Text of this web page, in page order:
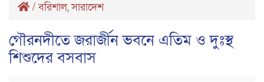
/বরিশাল,সারাদেশ
গৌরনদীতে জরার্জীন ভবনে এতিম ও দুঃস্থ
শিশুদের বসবাস